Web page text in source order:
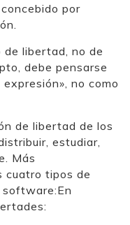
por
libertad, no de
debe pensarse
no como
de libertad de los
estudiar,
Más
cuatro tipos de